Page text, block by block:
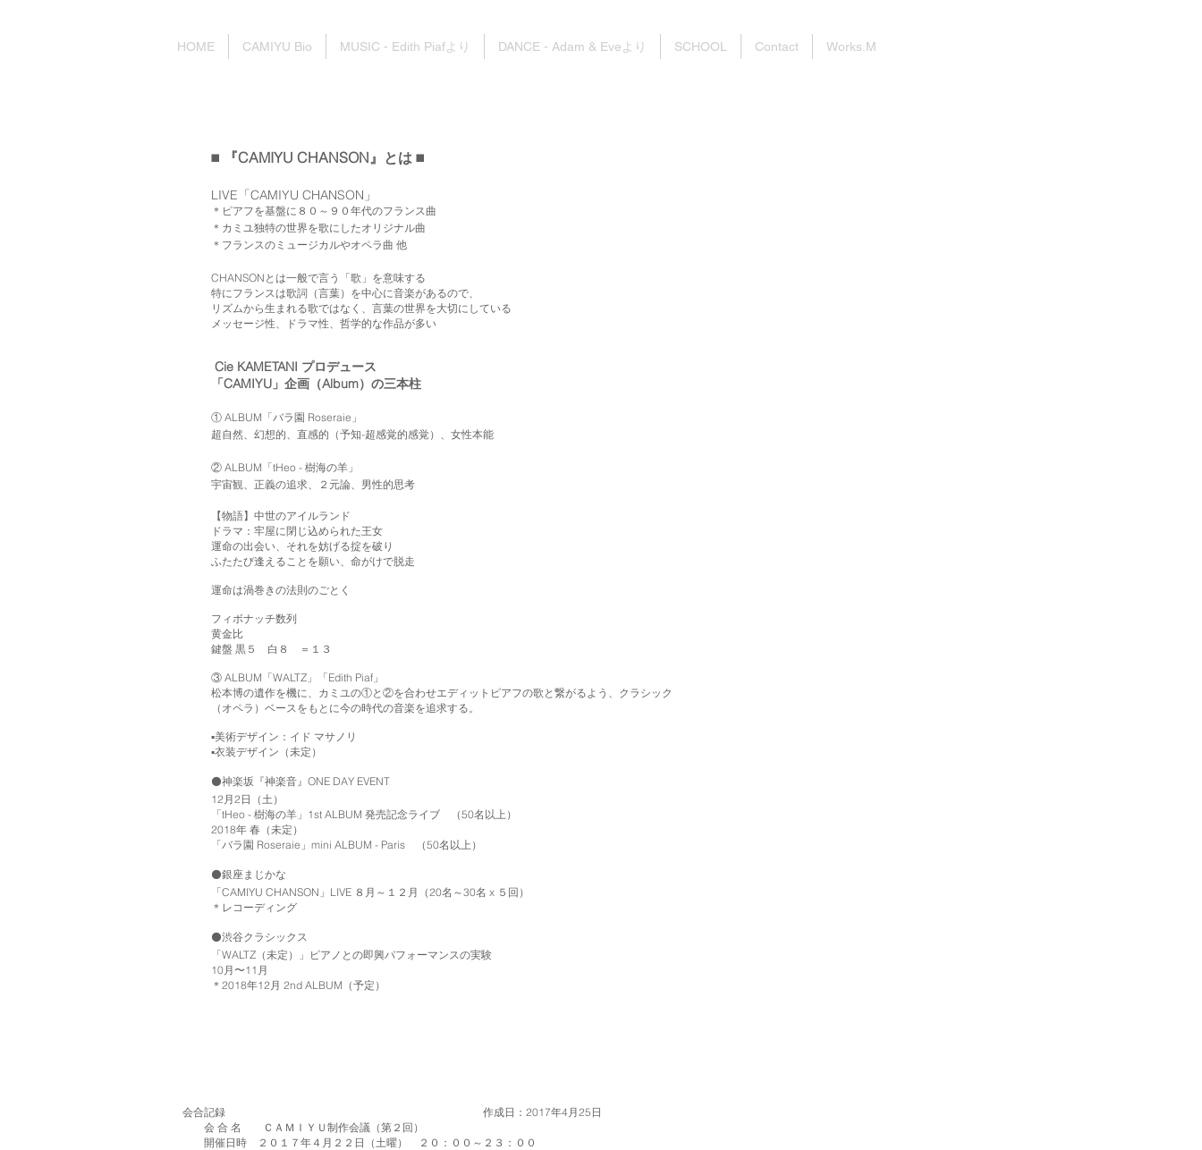
HOME CAMIYU Bio MUSIC - Edith Piafより DANCE - Adam & Eveより SCHOOL Contact Works.M
◼️ 『CAMIYU CHANSON』とは ◼️
LIVE「CAMIYU CHANSON」
＊ピアフを基盤に８０～９０年代のフランス曲
＊カミユ独特の世界を歌にしたオリジナル曲
＊フランスのミュージカルやオペラ曲 他
CHANSONとは一般で言う「歌」を意味する
特にフランスは歌詞（言葉）を中心に音楽があるので、
リズムから生まれる歌ではなく、言葉の世界を大切にしている
メッセージ性、ドラマ性、哲学的な作品が多い
Cie KAMETANI プロデュース
「CAMIYU」企画（Album）の三本柱
① ALBUM「バラ園 Roseraie」
超自然、幻想的、直感的（予知-超感覚的感覚）、女性本能
② ALBUM「tHeo - 樹海の羊」
宇宙観、正義の追求、２元論、男性的思考
【物語】中世のアイルランド
ドラマ：牢屋に閉じ込められた王女
運命の出会い、それを妨げる掟を破り
ふたたび逢えることを願い、命がけで脱走
運命は渦巻きの法則のごとく
フィボナッチ数列
黄金比
鍵盤 黒５ 白８ ＝１３
③ ALBUM「WALTZ」「Edith Piaf」
松本博の遺作を機に、カミユの①と②を合わせエディットピアフの歌と繋がるよう、クラシック
（オペラ）ベースをもとに今の時代の音楽を追求する。
▪️美術デザイン：イド マサノリ
▪️衣装デザイン（未定）
⚫️神楽坂『神楽音』ONE DAY EVENT
12月2日（土）
「tHeo - 樹海の羊」1st ALBUM 発売記念ライブ （50名以上）
2018年 春（未定）
「バラ園 Roseraie」mini ALBUM - Paris （50名以上）
⚫️銀座まじかな
「CAMIYU CHANSON」LIVE ８月～１２月（20名～30名 x ５回）
＊レコーディング
⚫️渋谷クラシックス
「WALTZ（未定）」ピアノとの即興パフォーマンスの実験
10月〜11月
＊2018年12月 2nd ALBUM（予定）
会合記録 作成日：2017年4月25日
会 合 名 ＣＡＭＩＹＵ制作会議（第２回）
開催日時 ２０１７年４月２２日（土曜） ２０：００～２３：００